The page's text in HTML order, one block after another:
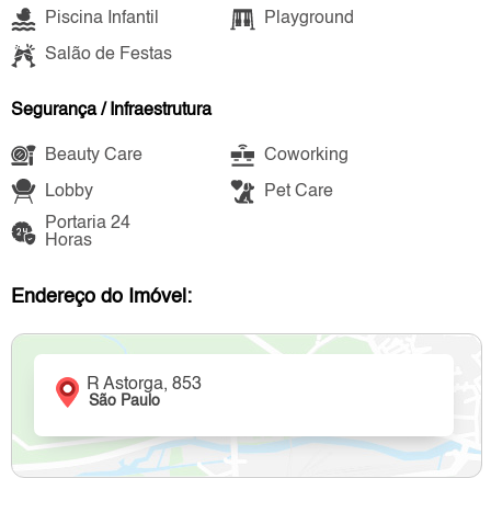
Piscina Infantil Playground
Salão de Festas
Segurança / Infraestrutura
Beauty Care Coworking
Lobby
Pet Care
Portaria 24
Horas
Endereço do Imóvel:
R Astorga, 853
São Paulo